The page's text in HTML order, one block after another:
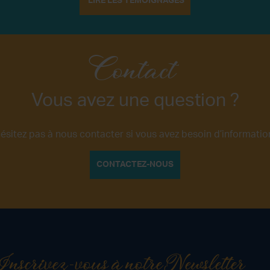
Contact
Vous avez une question ?
pas à nous contacter si vous avez besoin
CONTACTEZ-NOUS